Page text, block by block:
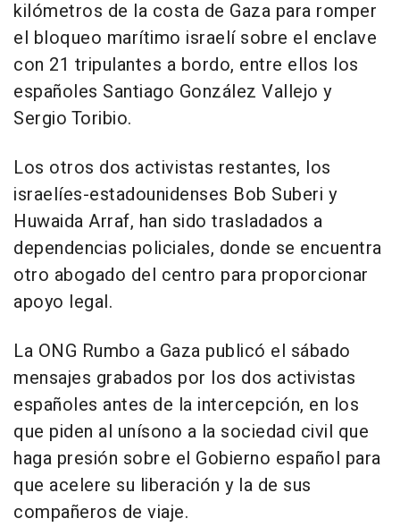
kilómetros de la costa de Gaza para romper
el bloqueo marítimo israelí sobre el enclave
con 21 tripulantes a bordo, entre ellos los
españoles Santiago González Vallejo y
Sergio Toribio.
Los otros dos activistas restantes, los
israelíes-estadounidenses Bob Suberi y
Huwaida Arraf, han sido trasladados a
dependencias policiales, donde se encuentra
otro abogado del centro para proporcionar
apoyo legal.
La ONG Rumbo a Gaza publicó el sábado
mensajes grabados por los dos activistas
españoles antes de la intercepción, en los
que piden al unísono a la sociedad civil que
haga presión sobre el Gobierno español para
que acelere su liberación y la de sus
compañeros de viaje.